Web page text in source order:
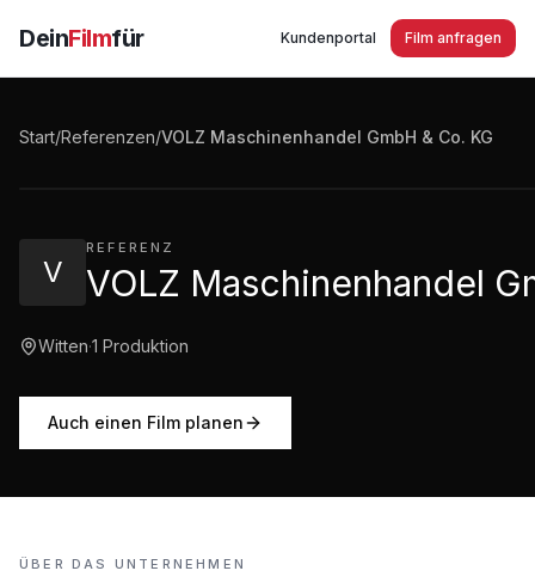
DeinFilmfür Kundenportal Film anfragen
Start/Referenzen/VOLZ Maschinenhandel GmbH & Co. KG
V
REFERENZ
VOLZ Maschinenhandel
Witten·1 Produktion
Auch einen Film planen
VOLZ Maschinenhandel GmbH & Co. KG
ÜBER DAS UNTERNEHMEN